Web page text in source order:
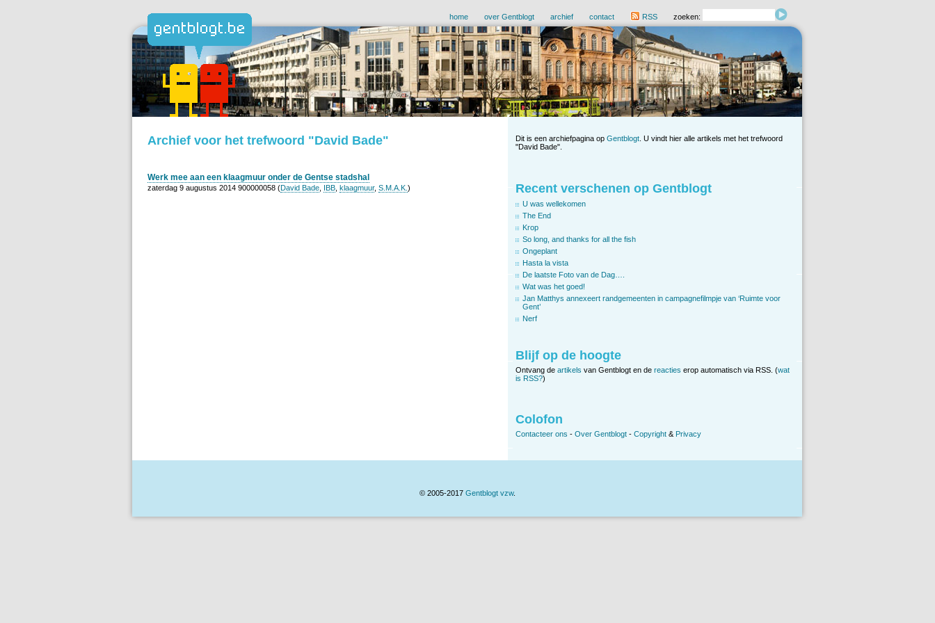
home over Gentblogt archief contact RSS zoeken:
Archief voor het trefwoord "David Bade"
Werk mee aan een klaagmuur onder de Gentse stadshal
zaterdag 9 augustus 2014 900000058 (David Bade IBB klaagmuur, S.M.A.K. )
Dit is een archiefpagina op Gentblogt . U vindt hier alle artikels met het trefwoord
"David Bade".
Recent verschenen op Gentblogt
U was wellekomen
The End
Krop
So long, and thanks for all the fish
Ongeplant
Hasta la vista
De laatste Foto van de Dag….
Wat was het goed!
Jan Matthys annexeert randgemeenten in campagnefilmpje van ‘Ruimte voor
Gent’
Nerf
Blijf op de hoogte
Ontvang de artikels van Gentblogt en de reacties erop automatisch via RSS. (wat
is RSS?)
Colofon
Contacteer ons - Over Gentblogt - Copyright & Privacy
© 2005-2017 Gentblogt vzw.